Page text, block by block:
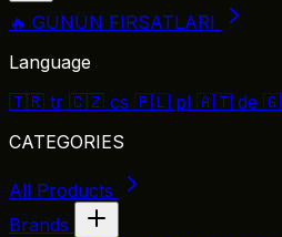
🔥 GÜNÜN FIRSATLARI
Language
🇹🇷 tr 🇨🇿 cs 🇵🇱 pl 🇦🇹 de
CATEGORIES
All Products
Brands